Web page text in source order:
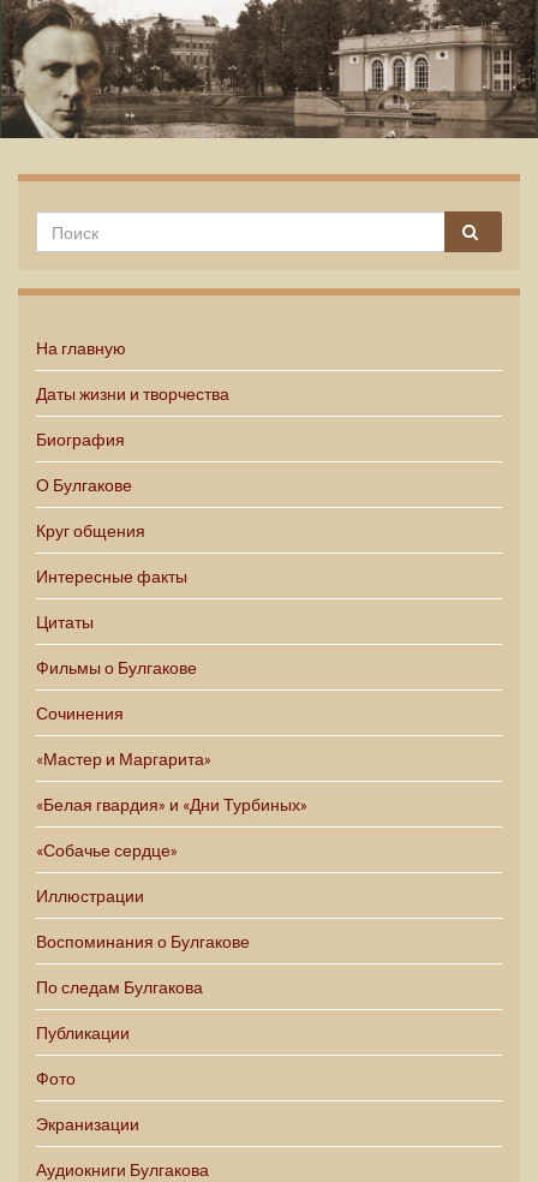
На главную
Даты жизни и творчества
Биография
О Булгакове
Круг общения
Интересные факты
Цитаты
Фильмы о Булгакове
Сочинения
«Мастер и Маргарита»
«Белая гвардия» и «Дни Турбиных»
«Собачье сердце»
Иллюстрации
Воспоминания о Булгакове
По следам Булгакова
Публикации
Фото
Экранизации
Аудиокниги Булгакова